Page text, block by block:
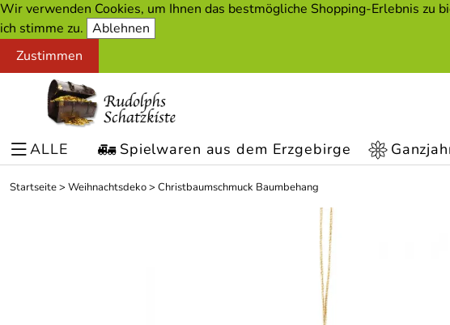
Wir verwenden Cookies, um Ihnen das bestmögliche Shopping-Erlebnis zu
ich stimme zu. Ablehnen
Zustimmen
ALLE Spielwaren aus dem Erzgebirge
Startseite> Weihnachtsdeko> Christbaumschmuck Baumbehang